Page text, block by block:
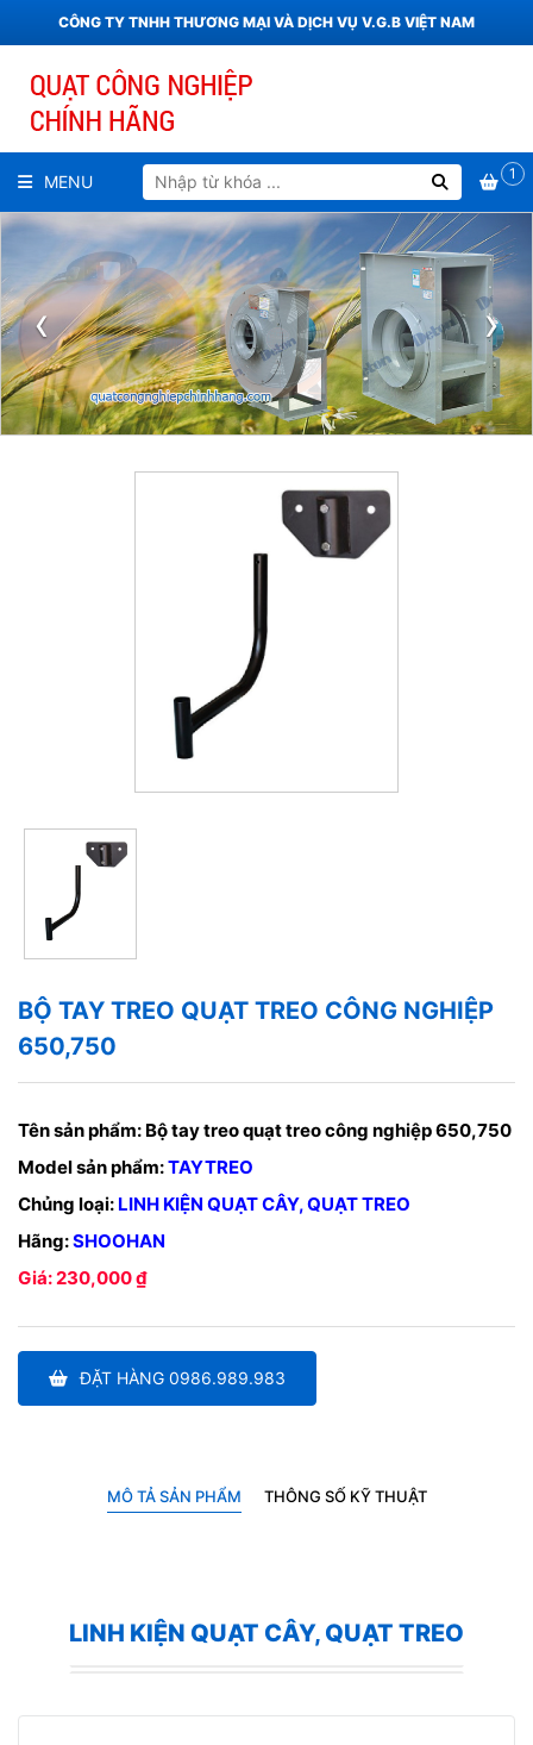
CÔNG TY TNHH THƯƠNG MẠI VÀ DỊCH VỤ V.G.B VIỆT NAM
MENU 1
‹ ›
BỘ TAY TREO QUẠT TREO CÔNG NGHIỆP
650,750
Tên sản phẩm: Bộ tay treo quạt treo công nghiệp 650,750
Model sản phẩm:TAYTREO
Chủng loại: LINH KIỆN QUẠT CÂY, QUẠT TREO
Hãng:SHOOHAN
Giá: 230,000 ₫
ĐẶT HÀNG 0986.989.983
MÔ TẢ SẢN PHẨM THÔNG SỐ KỸ THUẬT
LINH KIỆN QUẠT CÂY, QUẠT TREO